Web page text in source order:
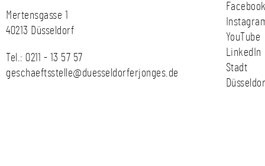
Mertensgasse 1
40213 Düsseldorf
Tel.: 0211 - 13 57 57
geschaeftsstelle@duesseldorferjonges.de
YouTube
LinkedIn
Stadt